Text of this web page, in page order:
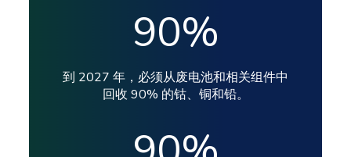
90%
到 2027 年，必须从废电池和相关组件中
回收 90% 的钴、铜和铅。